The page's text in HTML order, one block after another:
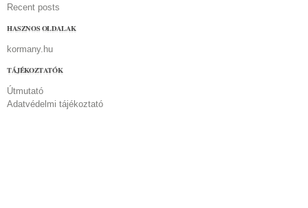
Recent posts
HASZNOS OLDALAK
kormany.hu
TÁJÉKOZTATÓK
Útmutató
Adatvédelmi tájékoztató